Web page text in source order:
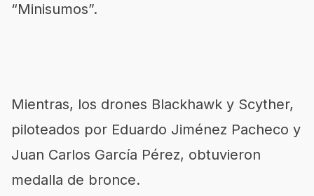
“Minisumos”.
Mientras, los drones Blackhawk y Scyther,
piloteados por Eduardo Jiménez Pacheco y
Juan Carlos García Pérez, obtuvieron
medalla de bronce.